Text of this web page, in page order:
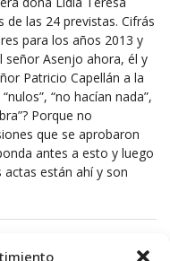
de las 24 previstas. Cifrás
para los años 2013 y
señor Asenjo ahora, él y
Patricio Capellán a la
“no hacían nada”,
Porque no
que se aprobaron
antes a esto y luego
están ahí y son